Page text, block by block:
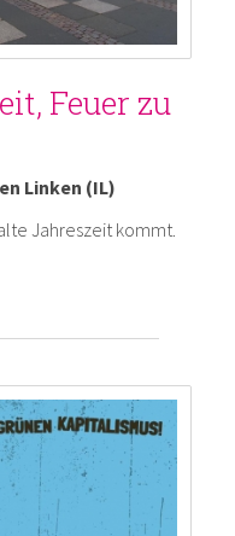
Feuer zu
Linken (IL)
Jahreszeit kommt.